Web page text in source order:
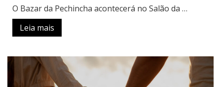
O Bazar da Pechincha acontecerá no Salão da …
Leia mais